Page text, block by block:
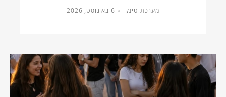
מערכת טינק 6 באוגוסט, 2026